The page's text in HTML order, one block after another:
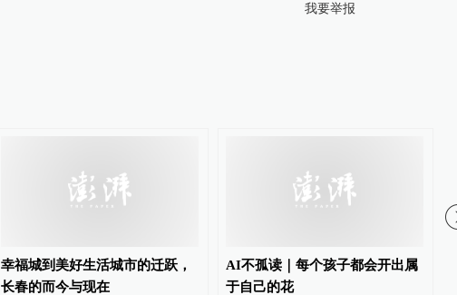
我要举报
幸福城到美好生活城市的迁跃，
长春的而今与现在
AI不孤读｜每个孩子都会开出属
于自己的花